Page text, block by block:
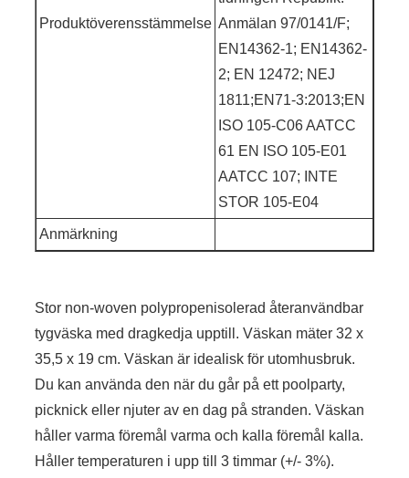
Produktöverensstämmelse Anmälan 97/0141/F;
EN14362-1; EN14362-
2; EN 12472; NEJ
1811;EN71-3:2013;EN
ISO 105-C06 AATCC
61 EN ISO 105-E01
AATCC 107; INTE
STOR 105-E04
Anmärkning
Stor non-woven polypropenisolerad återanvändbar
tygväska med dragkedja upptill. Väskan mäter 32 x
35,5 x 19 cm. Väskan är idealisk för utomhusbruk.
Du kan använda den när du går på ett poolparty,
picknick eller njuter av en dag på stranden. Väskan
håller varma föremål varma och kalla föremål kalla.
Håller temperaturen i upp till 3 timmar (+/- 3%).